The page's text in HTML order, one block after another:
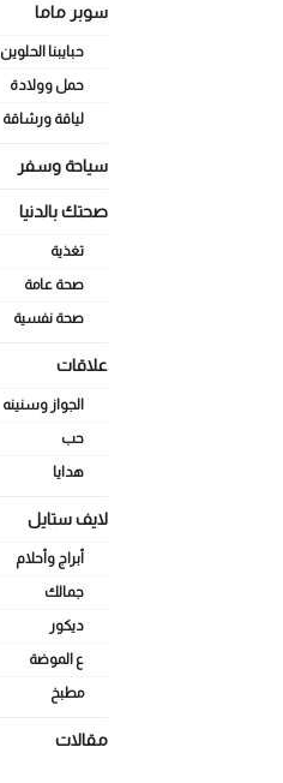
سوبر ماما
حبايبنا الحلوين
حمل وولادة
لياقة ورشاقة
سياحة وسفر
صحتك بالدنيا
تغذية
صحة عامة
صحة نفسية
علاقات
الجواز وسنينه
حب
هدايا
لايف ستايل
أبراج وأحلام
جمالك
ديكور
ع الموضة
مطبخ
مقالات